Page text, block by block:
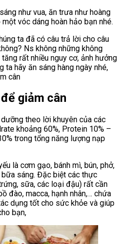
như vua, ăn trưa như hoàng
vóc dáng hoàn hảo bạn nhé.
ta đã có câu trả lời cho câu
Ns không những không
rất nhiều nguy cơ, ảnh hưởng
ta hãy ăn sáng hàng ngày nhé,
cân
giảm cân
theo lời khuyên của các
khoảng 60%, Protein 10% –
trong tổng năng lượng nạp
là cơm gạo, bánh mì, bún, phở,
sáng. Đặc biệt các thực
sữa, các loại đậu) rất cần
đào, macca, hạnh nhân,… chứa
dụng tốt cho sức khỏe và giúp
bạn,